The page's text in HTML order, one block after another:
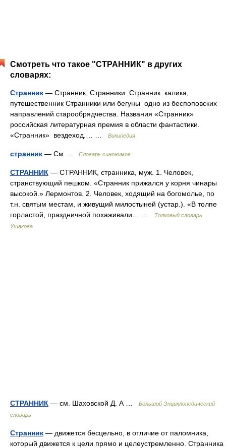
Смотреть что такое "СТРАННИК" в других
словарях:
Странник — Странник, Странники: Странник калика,
путешественник Странники или бегуны одно из беспоповских
направлений старообрядчества. Названия «Странник»
российская литературная премия в области фантастики.
«Странник» вездеход.… …
Википедия
странник — См … Словарь синонимов
СТРАННИК — СТРАННИК, странника, муж. 1. Человек,
странствующий пешком. «Странник прижался у корня чинары
высокой.» Лермонтов. 2. Человек, ходящий на богомолье, по
т.н. святым местам, и живущий милостыней (устар.). «В толпе
горластой, праздничной похаживали… …
Толковый словарь
Ушакова
СТРАННИК — см. Шаховской Д. А …
Большой Энциклопедический
словарь
Странник — движется бесцельно, в отличие от паломника,
который движется к цели прямо и целеустремленно. Странника